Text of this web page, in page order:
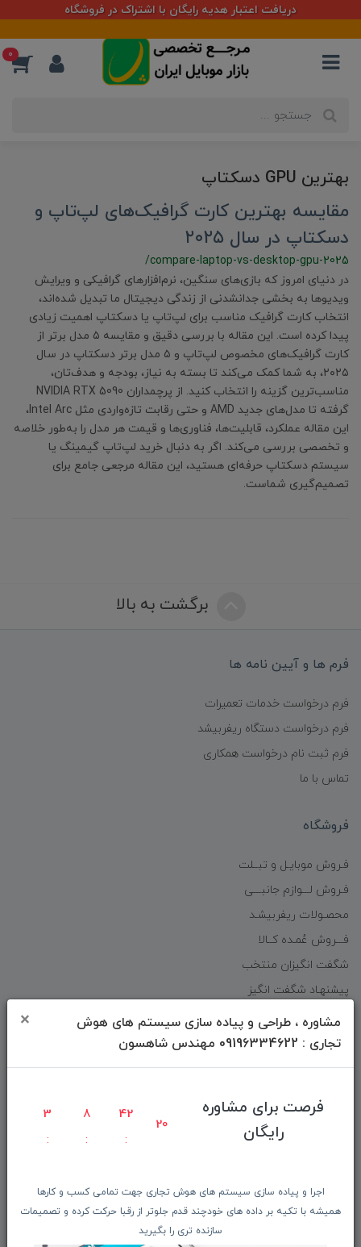
مشاوره ، طراحی و پیاده سازی سیستم های هوش
تجاری : 09196334622 مهندس شاهسون
×
فرصت برای مشاوره
رایگان
3 8 42
20
اجرا و پیاده سازی سیستم های هوش تجاری جهت تمامی کسب و کارها
همیشه با تکیه بر داده های خودچند قدم جلوتر از رقبا حرکت کرده و تصمیمات
سازنده تری را بگیرید
دریافت اعتبار هدیه رایگان با اشتراک در فروشگاه
0
بهترین GPU دسکتاپ
مقایسه بهترین کارت گرافیک‌های لپ‌تاپ و
دسکتاپ در سال ۲۰۲۵
/compare-laptop-vs-desktop-gpu-2025
در دنیای امروز که بازی‌های سنگین، نرم‌افزارهای گرافیکی و ویرایش
ویدیوها به بخشی جدانشدنی از زندگی دیجیتال ما تبدیل شده‌اند،
انتخاب کارت گرافیک مناسب برای لپ‌تاپ یا دسکتاپ اهمیت زیادی
پیدا کرده است. این مقاله با بررسی دقیق و مقایسه ۵ مدل برتر از
کارت گرافیک‌های مخصوص لپ‌تاپ و ۵ مدل برتر دسکتاپ در سال
۲۰۲۵، به شما کمک می‌کند تا بسته به نیاز، بودجه و هدف‌تان،
مناسب‌ترین گزینه را انتخاب کنید. از پرچمداران NVIDIA RTX 5090
گرفته تا مدل‌های جدید AMD و حتی رقابت تازه‌واردی مثل Intel Arc،
این مقاله عملکرد، قابلیت‌ها، فناوری‌ها و قیمت هر مدل را به‌طور خلاصه
و تخصصی بررسی می‌کند. اگر به دنبال خرید لپ‌تاپ گیمینگ یا
سیستم دسکتاپ حرفه‌ای هستید، این مقاله مرجعی جامع برای
تصمیم‌گیری شماست.
برگشت به بالا
فرم ها و آیین نامه ها
فرم درخواست خدمات تعمیرات
فرم درخواست دستگاه ریفربیشد
فرم ثبت نام درخواست همکاری
تماس با ما
فروشگاه
فـروش موبایـل و تبــلت
فـروش لـــوازم جانبـــی
محصـولات ریفربیشـد
فـــروش عُمـده کــالا
شگفت انگیزان منتخب
پیشنهـاد شگفت انگیز
دانلود اپلیکیشن فروشگاه
دسترسی سریع
صفحه ابتدایی سایت
راهنمای ثبت سفارش
ویتریــن فروشگـــاه